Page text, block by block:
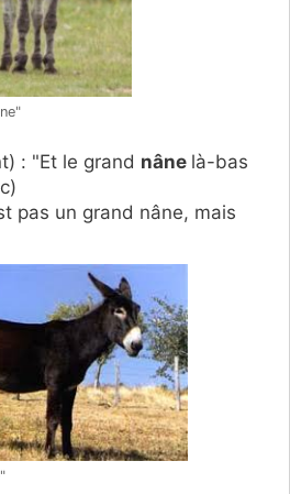
: "Et le grand nâne là-bas
pas un grand nâne, mais